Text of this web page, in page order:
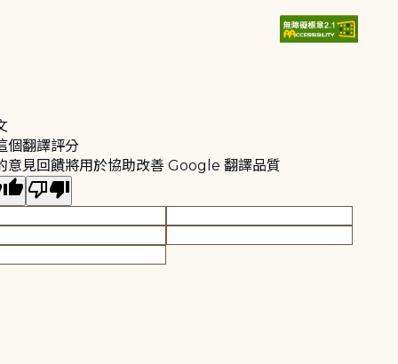
個翻譯評分
意見回饋將用於協助改善 Google 翻譯品質